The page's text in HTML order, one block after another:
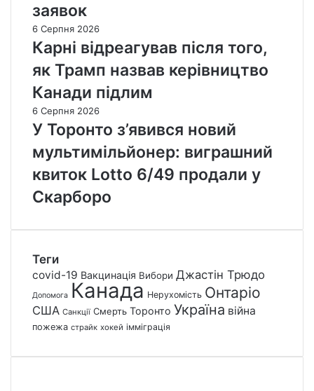
заявок
6 Серпня 2026
Карні відреагував після того,
як Трамп назвав керівництво
Канади підлим
6 Серпня 2026
У Торонто з’явився новий
мультимільйонер: виграшний
квиток Lotto 6/49 продали у
Скарборо
Теги
covid-19 Вакцинація Вибори Джастін Трюдо
Допомога Канада Нерухомість Онтаріо
США Санкції Смерть Торонто Україна війна
пожежа страйк хокей імміграція